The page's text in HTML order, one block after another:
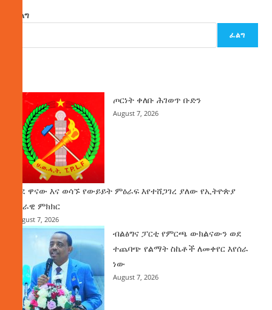
ፈልግ
ፈልግ
ጦርነት ቀለቡ ሕገወጥ ቡድን
August 7, 2026
ወደ ዋናው እና ወሳኙ የውይይት ምዕራፍ እየተሸጋገረ ያለው የኢትዮጵያ
ሀገራዊ ምክክር
August 7, 2026
ብልፅግና ፓርቲ የምርጫ ውክልናውን ወደ
ተጨባጭ የልማት ስኬቶች ለመቀየር እየሰራ
ነው
August 7, 2026